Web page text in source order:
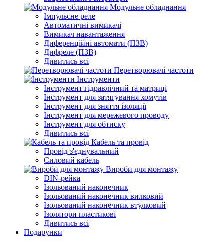
Модульне обладнання
Імпульсне реле
Автоматичні вимикачі
Вимикач навантаження
Диференційні автомати (ПЗВ)
Дифреле (ПЗВ)
Дивитись всі
Перетворювачі частоти
Інструменти
Інструмент гідравлічний та матриці
Інструмент для затягування хомутів
Інструмент для зняття ізоляції
Інструмент для мережевого проводу
Інструмент для обтиску
Дивитись всі
Кабель та провід
Провід з'єднувальний
Силовий кабель
Вироби для монтажу
DIN-рейка
Ізольований наконечник
Ізольований наконечник вилковий
Ізольований наконечник втулковий
Ізолятори пластикові
Дивитись всі
Подарунки